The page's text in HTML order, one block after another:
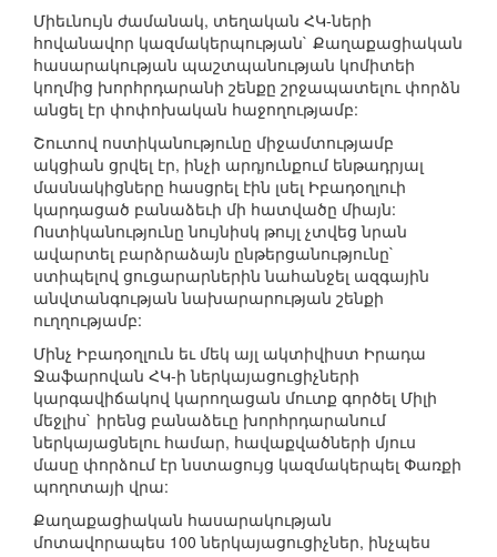
Միեւնույն ժամանակ, տեղական ՀԿ-ների
հովանավոր կազմակերպության` Քաղաքացիական
հասարակության պաշտպանության կոմիտեի
կողմից խորհրդարանի շենքը շրջապատելու փորձն
անցել էր փոփոխական հաջողությամբ:
Շուտով ոստիկանությունը միջամտությամբ
ակցիան ցրվել էր, ինչի արդյունքում ենթադրյալ
մասնակիցները հասցրել էին լսել Իբադօղլուի
կարդացած բանաձեւի մի հատվածը միայն:
Ոստիկանությունը նույնիսկ թույլ չտվեց նրան
ավարտել բարձրաձայն ընթերցանությունը`
ստիպելով ցուցարարներին նահանջել ազգային
անվտանգության նախարարության շենքի
ուղղությամբ:
Մինչ Իբադօղլուն եւ մեկ այլ ակտիվիստ Իրադա
Ջաֆարովան ՀԿ-ի ներկայացուցիչների
կարգավիճակով կարողացան մուտք գործել Միլի
մեջլիս` իրենց բանաձեւը խորհրդարանում
ներկայացնելու համար, հավաքվածների մյուս
մասը փորձում էր նստացույց կազմակերպել Փառքի
պողոտայի վրա:
Քաղաքացիական հասարակության
մոտավորապես 100 ներկայացուցիչներ, ինչպես